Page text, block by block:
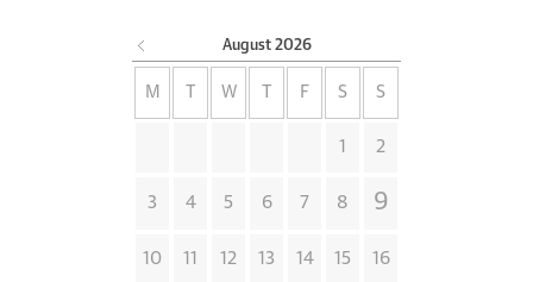
August 2026
M W F S S
1 2
3 4 5 6 7 8 9
10 11 12 13 14 15 16